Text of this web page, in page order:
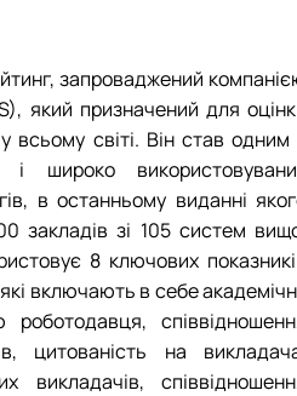
запроваджений
який призначений для
у всьому світі. Він став одним
і широко
в останньому виданні
закладів зі 105 систем
8 ключових
включають в себе
цитованість на
викладачів,